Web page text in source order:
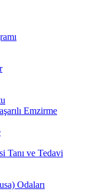
Emzirme
Tanı ve Tedavi
Odaları